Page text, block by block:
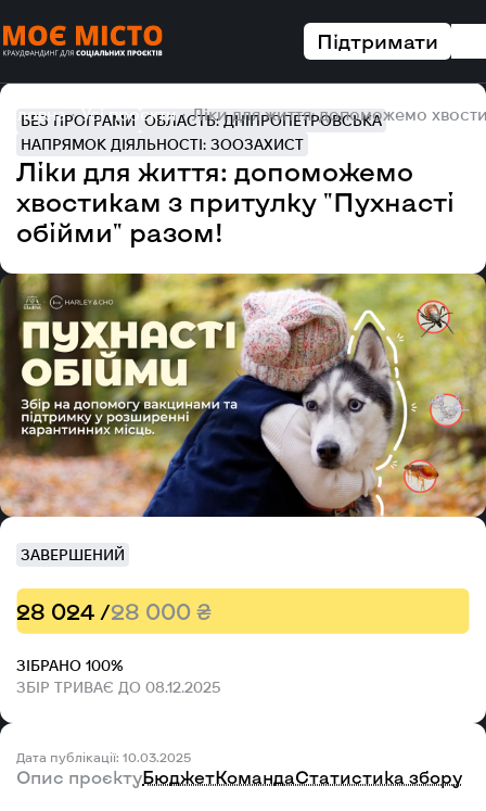
Підтримати
Головна Усі проєкти Ліки для життя: допоможемо
БЕЗ ПРОГРАМИ ОБЛАСТЬ: ДНІПРОПЕТРОВСЬКА
НАПРЯМОК ДІЯЛЬНОСТІ: ЗООЗАХИСТ
Ліки для життя: допоможемо
хвостикам з притулку "Пухнасті
обійми" разом!
ЗАВЕРШЕНИЙ
28 024 /28 000 ₴
ЗІБРАНО 100%
ЗБІР ТРИВАЄ ДО 08.12.2025
Дата публікації: 10.03.2025
Опис проєктуБюджетКомандаСтатистика збору